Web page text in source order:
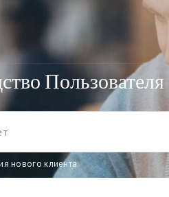
Пользователя
нового клиента